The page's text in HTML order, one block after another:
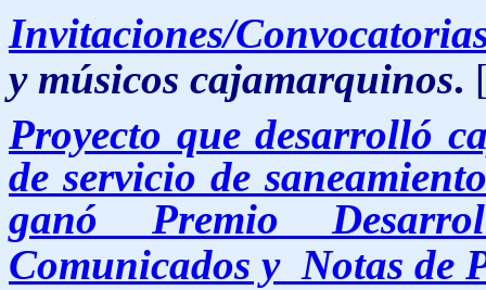
Invitaciones/
y músicos cajamarquinos.
Proyecto que desarrolló
de servicio de
ganó Premio
Comunicados y Notas de